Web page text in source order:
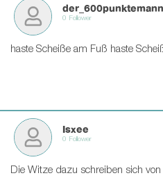
der_600punktemann
0 Follower
haste Scheiße am Fuß haste
Isxee
0 Follower
Die Witze dazu schreiben sich